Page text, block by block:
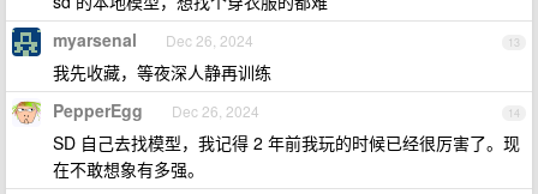
13
myarsenal Dec 26, 2024
我先收藏，等夜深人静再训练
14
PepperEgg Dec 26, 2024
SD 自己去找模型，我记得 2 年前我玩的时候已经很厉害了。现
在不敢想象有多强。